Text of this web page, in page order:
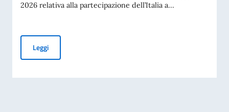
2026 relativa alla partecipazione dell’Italia a...
LeggiPUBBLICAZIONE BANDO BALCANI 2026: CONTRIBUTI A